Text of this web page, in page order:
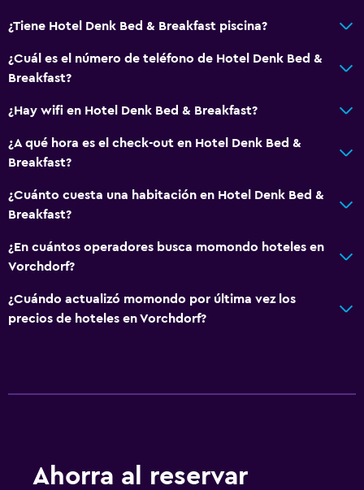
¿Tiene Hotel Denk Bed & Breakfast piscina?
¿Cuál es el número de teléfono de Hotel Denk Bed &
Breakfast?
¿Hay wifi en Hotel Denk Bed & Breakfast?
¿A qué hora es el check-out en Hotel Denk Bed &
Breakfast?
¿Cuánto cuesta una habitación en Hotel Denk Bed &
Breakfast?
¿En cuántos operadores busca momondo hoteles en
Vorchdorf?
¿Cuándo actualizó momondo por última vez los
precios de hoteles en Vorchdorf?
Ahorra al reservar